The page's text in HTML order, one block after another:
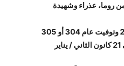
روما، عذراء وشهيدة